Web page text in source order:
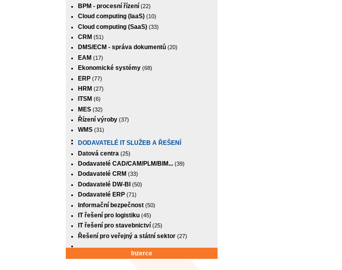
BPM - procesní řízení(22)
Cloud computing (IaaS)(10)
Cloud computing (SaaS)(33)
CRM (51)
DMS/ECM - správa dokumentů(20)
EAM (17)
Ekonomické systémy(68)
ERP(77)
HRM (27)
ITSM (6)
MES(32)
Řízení výroby(37)
WMS(31)
DODAVATELÉ IT SLUŽEB A ŘEŠENÍ
Datová centra (25)
Dodavatelé CAD/CAM/PLM/BIM...(39)
Dodavatelé CRM (33)
Dodavatelé DW-BI (50)
Dodavatelé ERP(71)
Informační bezpečnost(50)
IT řešení pro logistiku(45)
IT řešení pro stavebnictví(25)
Řešení pro veřejný a státní sektor(27)
Inzerce